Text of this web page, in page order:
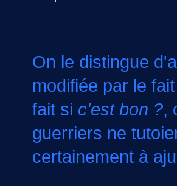
On le distingue
modifiée par le
fait si c'est bon ?,
guerriers ne
certainement à